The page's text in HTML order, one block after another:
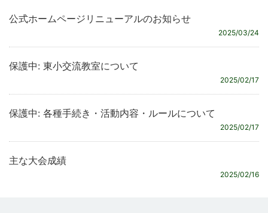
公式ホームページリニューアルのお知らせ
2025/03/24
保護中: 東小交流教室について
2025/02/17
保護中: 各種手続き・活動内容・ルールについて
2025/02/17
主な大会成績
2025/02/16